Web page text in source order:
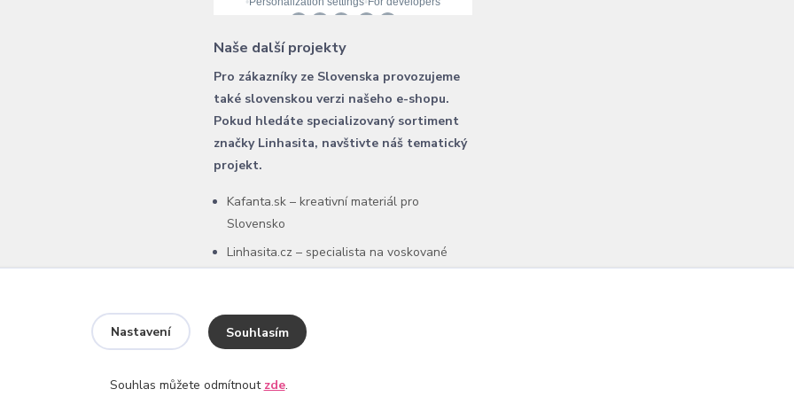
Naše další projekty
Pro zákazníky ze Slovenska provozujeme
také slovenskou verzi našeho e-shopu.
Pokud hledáte specializovaný sortiment
značky Linhasita, navštivte náš tematický
projekt.
Kafanta.sk – kreativní materiál pro
Slovensko
Linhasita.cz – specialista na voskované
šňůry Linhasita
Nastavení Souhlasím
Souhlas můžete odmítnout zde.